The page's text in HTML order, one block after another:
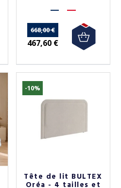
668,00 €
467,60 €
-10%
Tête de lit BULTEX
Oréa - 4 tailles et